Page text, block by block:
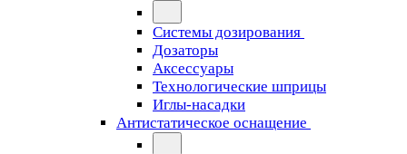
Системы дозирования
Дозаторы
Аксессуары
Технологические шприцы
Иглы-насадки
Антистатическое оснащение